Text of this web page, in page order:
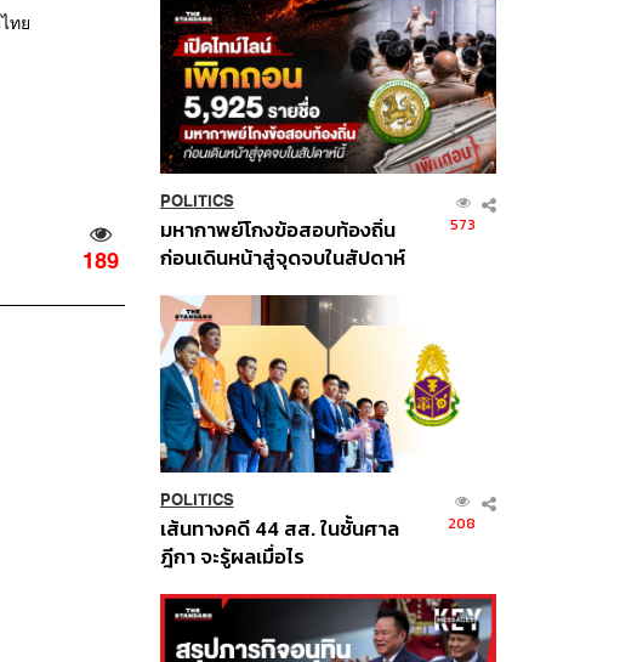
ทย
189
POLITICS
มหากาพย์โกงข้อสอบท้องถิ่น
ก่อนเดินหน้าสู่จุดจบในสัปดาห์
573
POLITICS
เส้นทางคดี 44 สส. ในชั้นศาล
ฎีกา จะรู้ผลเมื่อไร
208